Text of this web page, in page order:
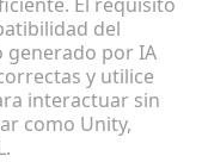
del
generado por IA
y utilice
interactuar sin
como Unity,